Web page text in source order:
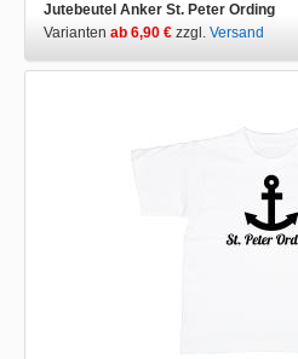
Jutebeutel Anker St. Peter Ording
Varianten ab 6,90 € zzgl. Versand